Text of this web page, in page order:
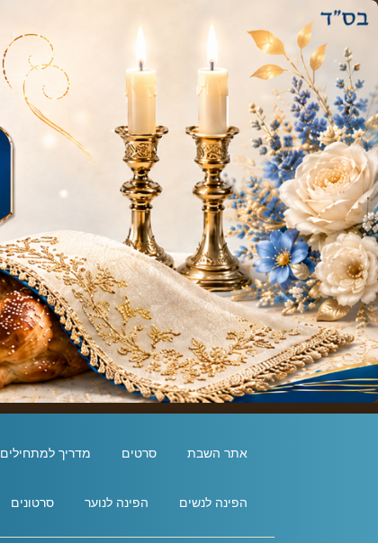
אתר השבת סרטים מדריך למתחילים
הפינה לנשים הפינה לנוער סרטונים